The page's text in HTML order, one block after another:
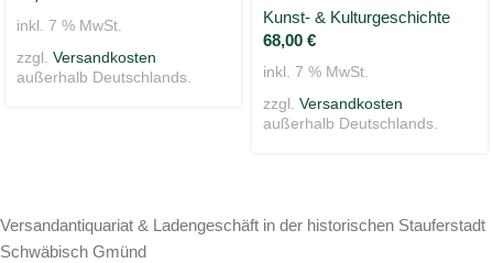
inkl. 7 % MwSt.
zzgl. Versandkosten
außerhalb Deutschlands.
Kunst- & Kulturgeschichte
68,00 €
inkl. 7 % MwSt.
zzgl. Versandkosten
außerhalb Deutschlands.
Versandantiquariat & Ladengeschäft in der historischen Stauferstadt
Schwäbisch Gmünd